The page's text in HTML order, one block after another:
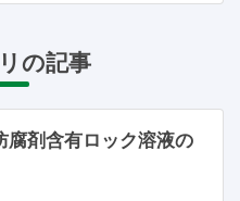
の記事
腐剤含有ロック溶液の